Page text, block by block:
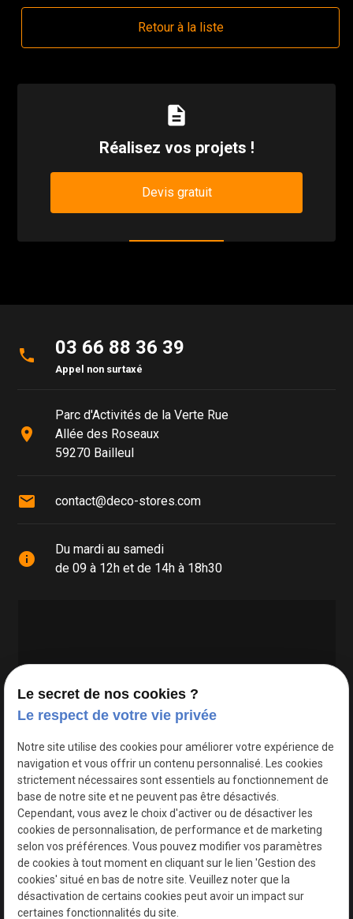
Retour à la liste
description
Réalisez vos projets !
Devis gratuit
phone 03 66 88 36 39
Appel non surtaxé
place
Parc d'Activités de la Verte Rue
Allée des Roseaux
59270 Bailleul
mail contact@deco-stores.com
info
Du mardi au samedi
de 09 à 12h et de 14h à 18h30
Google Maps Search API est désactivé.
Le secret de nos cookies ?
Le respect de votre vie privée
Notre site utilise des cookies pour améliorer votre expérience de
navigation et vous offrir un contenu personnalisé. Les cookies
strictement nécessaires sont essentiels au fonctionnement de
base de notre site et ne peuvent pas être désactivés.
Cependant, vous avez le choix d'activer ou de désactiver les
cookies de personnalisation, de performance et de marketing
selon vos préférences. Vous pouvez modifier vos paramètres
de cookies à tout moment en cliquant sur le lien 'Gestion des
cookies' situé en bas de notre site. Veuillez noter que la
désactivation de certains cookies peut avoir un impact sur
certaines fonctionnalités du site.